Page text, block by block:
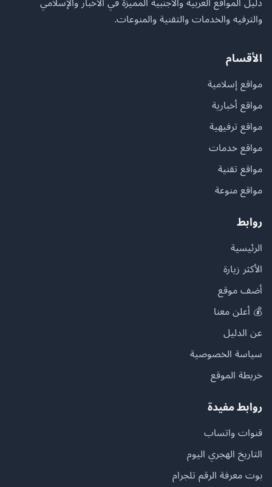
دليل المواقع العربية والأجنبية المميزة في الأخبار والإسلامي
والترفيه والخدمات والتقنية والمنوعات.
الأقسام
مواقع إسلامية
مواقع أخبارية
مواقع ترفيهية
مواقع خدمات
مواقع تقنية
مواقع منوعة
روابط
الرئيسية
الأكثر زيارة
أضف موقع
💰 أعلن معنا
عن الدليل
سياسة الخصوصية
خريطة الموقع
روابط مفيدة
قنوات واتساب
التاريخ الهجري اليوم
بوت معرفة الرقم تلجرام